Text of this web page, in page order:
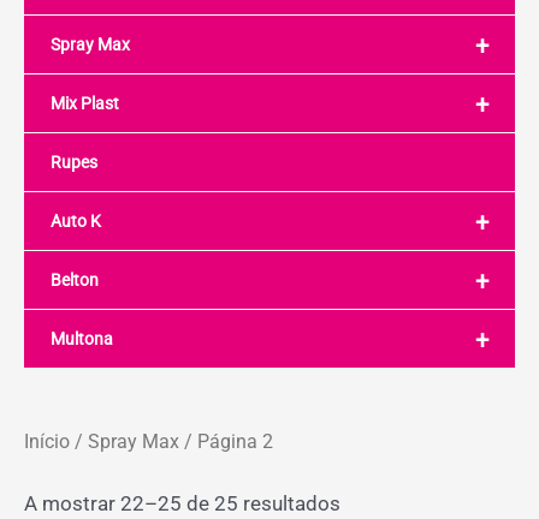
+
Spray Max
+
Mix Plast
Rupes
+
Auto K
+
Belton
+
Multona
Início / Spray Max / Página 2
A mostrar 22–25 de 25 resultados